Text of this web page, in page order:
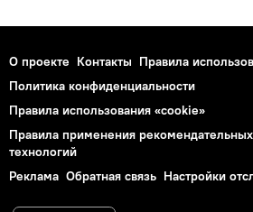
О проекте Контакты Правила
Политика конфиденциальности
Правила использования «cookie»
Правила применения рекомендательных
технологий
Реклама Обратная связь Настройки